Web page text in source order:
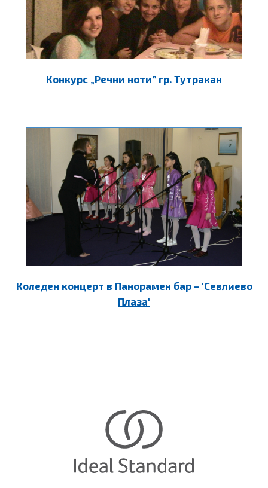
Конкурс „Речни ноти” гр. Тутракан
Коледен концерт в Панорамен бар – 'Севлиево
Плаза'